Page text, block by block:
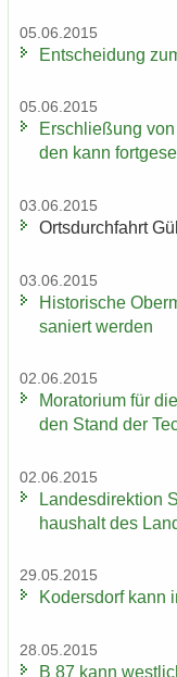
05.06.2015
Ent­schei­dung
05.06.2015
Er­schlie­ßung
den kann
03.06.2015
Orts­durch­fahrt
03.06.2015
His­to­ri­sche
sa­niert wer­den
02.06.2015
Mo­ra­to­ri­um für
den Stand der
02.06.2015
Lan­des­di­rek­ti­on
haus­halt des
29.05.2015
Ko­ders­dorf kann
28.05.2015
B 87 kann